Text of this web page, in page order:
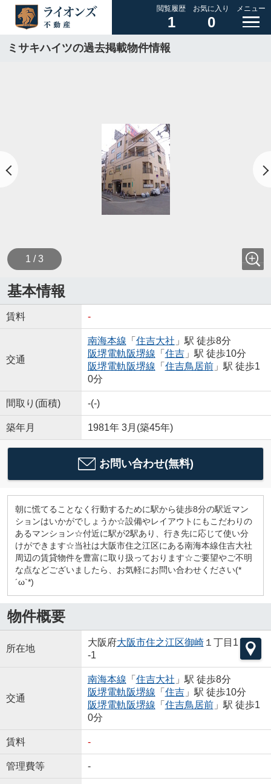
閲覧履歴
1
お気に入り
0
メニュー
ミサキハイツの過去掲載物件情報
1 / 3
基本情報
賃料 -
交通
南海本線 「 住吉大社 」駅 徒歩8分
阪堺電軌阪堺線 「 住吉」駅 徒歩10分
阪堺電軌阪堺線 「 住吉鳥居前」駅 徒歩1
0分
間取り(面積) -(-)
築年月 1981年 3月(築45年)
お問い合わせ(無料)
朝に慌てることなく行動するために駅から徒歩8分の駅近マン
ションはいかがでしょうか☆設備やレイアウトにもこだわりの
あるマンション☆付近に駅が2駅あり、行き先に応じて使い分
けができます☆当社は大阪市住之江区にある南海本線住吉大社
周辺の賃貸物件を豊富に取り扱っております☆ご要望やご不明
な点などございましたら、お気軽にお問い合わせください(*
´ω`*)
物件概要
所在地
大阪府大阪市住之江区御崎１丁目1
-1
交通
南海本線 「 住吉大社 」駅 徒歩8分
阪堺電軌阪堺線 「 住吉」駅 徒歩10分
阪堺電軌阪堺線 「 住吉鳥居前」駅 徒歩1
0分
賃料 -
管理費等 -